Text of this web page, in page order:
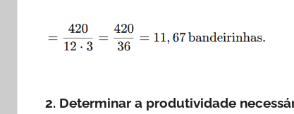
2. Determinar a produtividade